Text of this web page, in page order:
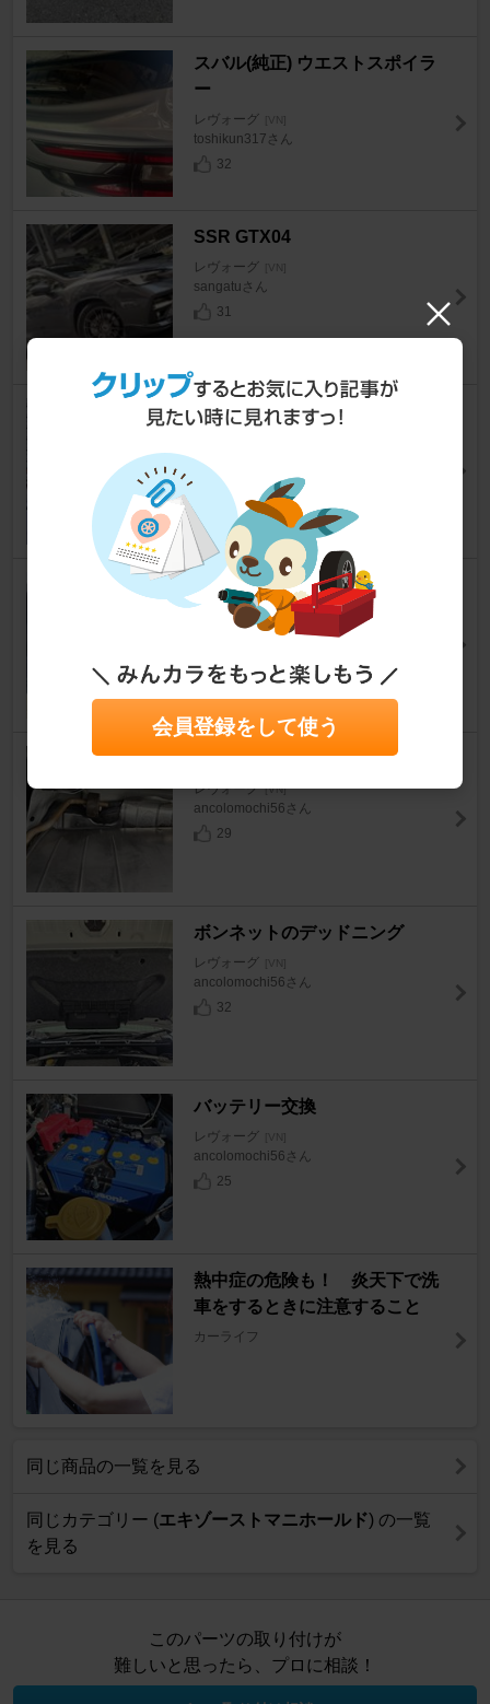
スバル(純正) ウエストスポイラ
ー
レヴォーグ [VN]
toshikun317さん
32
SSR GTX04
レヴォーグ [VN]
sangatuさん
31
STI パフォーマンスマフラー
sangatuさん
49
MICHELIN PILOT SPORT 5 24
5/40ZR18
トム・ハゲンソンさん
39
マフラー遮熱板のデッドニング
レヴォーグ [VN]
ancolomochi56さん
29
ボンネットのデッドニング
レヴォーグ [VN]
ancolomochi56さん
32
バッテリー交換
レヴォーグ [VN]
ancolomochi56さん
25
熱中症の危険も！ 炎天下で洗
車をするときに注意すること
カーライフ
同じ商品の一覧を見る
同じカテゴリー (エキゾーストマニホールド) の一覧
を見る
このパーツの取り付けが
難しいと思ったら、プロに相談！
会員登録をして使う